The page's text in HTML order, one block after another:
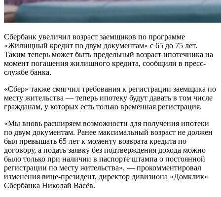
Сбербанк увеличил возраст заемщиков по программе
«Жилищный кредит по двум документам» с 65 до 75 лет.
Таким теперь может быть предельный возраст ипотечника на
момент погашения жилищного кредита, сообщили в пресс-
службе банка.
«Сбер» также смягчил требования к регистрации заемщика по
месту жительства — теперь ипотеку будут давать в том числе
гражданам, у которых есть только временная регистрация.
«Мы вновь расширяем возможности для получения ипотеки
по двум документам. Ранее максимальный возраст не должен
был превышать 65 лет к моменту возврата кредита по
договору, а подать заявку без подтверждения дохода можно
было только при наличии в паспорте штампа о постоянной
регистрации по месту жительства», — прокомментировал
изменения вице-президент, директор дивизиона «Домклик»
Сбербанка Николай Васёв.